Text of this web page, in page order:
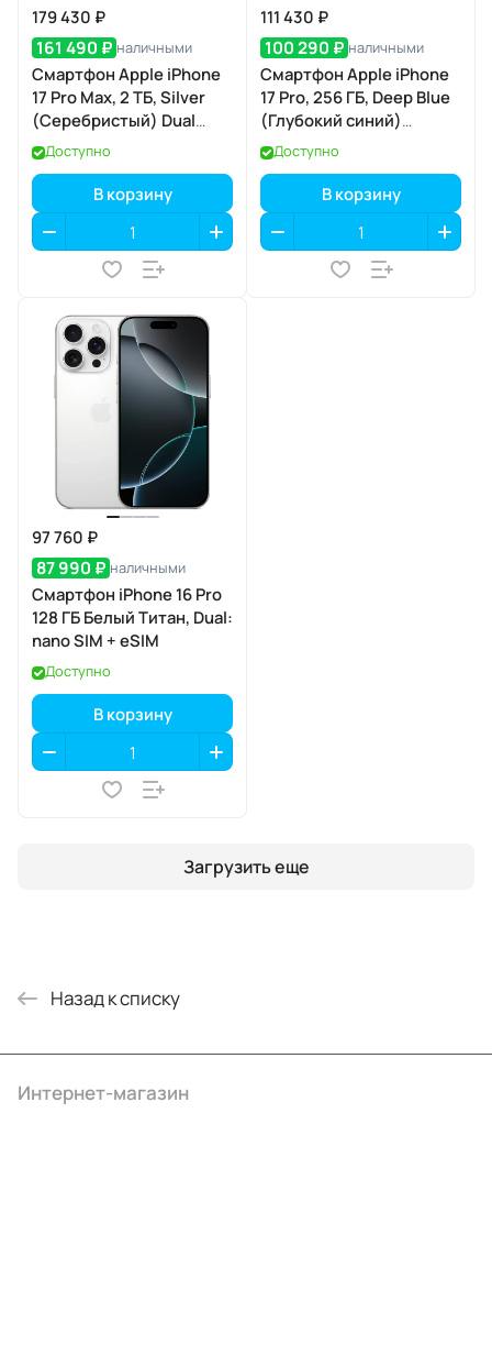
179 430 ₽
161 490 ₽ наличными
Смартфон Apple iPhone
17 Pro Max, 2 ТБ, Silver
(Серебристый) Dual
eSIM
Доступно
В корзину
111 430 ₽
100 290 ₽ наличными
Смартфон Apple iPhone
17 Pro, 256 ГБ, Deep Blue
(Глубокий синий)
SIM+eSIM
Доступно
В корзину
97 760 ₽
87 990 ₽ наличными
Смартфон iPhone 16 Pro
128 ГБ Белый Титан, Dual:
nano SIM + eSIM
Доступно
В корзину
Загрузить еще
Назад к списку
Интернет-магазин